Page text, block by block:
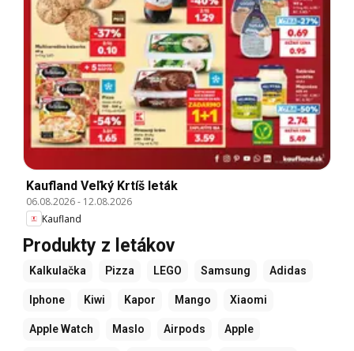
Kaufland Veľký Krtíš leták
06.08.2026- 12.08.2026
Kaufland
Produkty z letákov
Kalkulačka Pizza LEGO Samsung Adidas
Iphone Kiwi Kapor Mango Xiaomi
Apple Watch Maslo Airpods Apple